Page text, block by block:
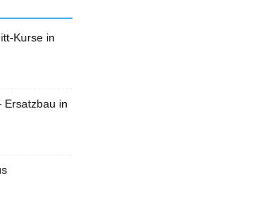
Kurse in
Ersatzbau in